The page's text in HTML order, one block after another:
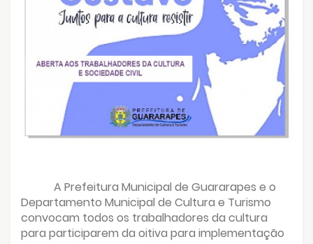
A Prefeitura Municipal de Guararapes e o
Departamento Municipal de Cultura e Turismo
convocam todos os trabalhadores da cultura
para participarem da oitiva para implementação